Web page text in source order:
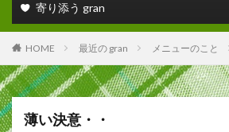
寄り添う gran
HOME 最近の gran メニューのこと
薄い決意・・